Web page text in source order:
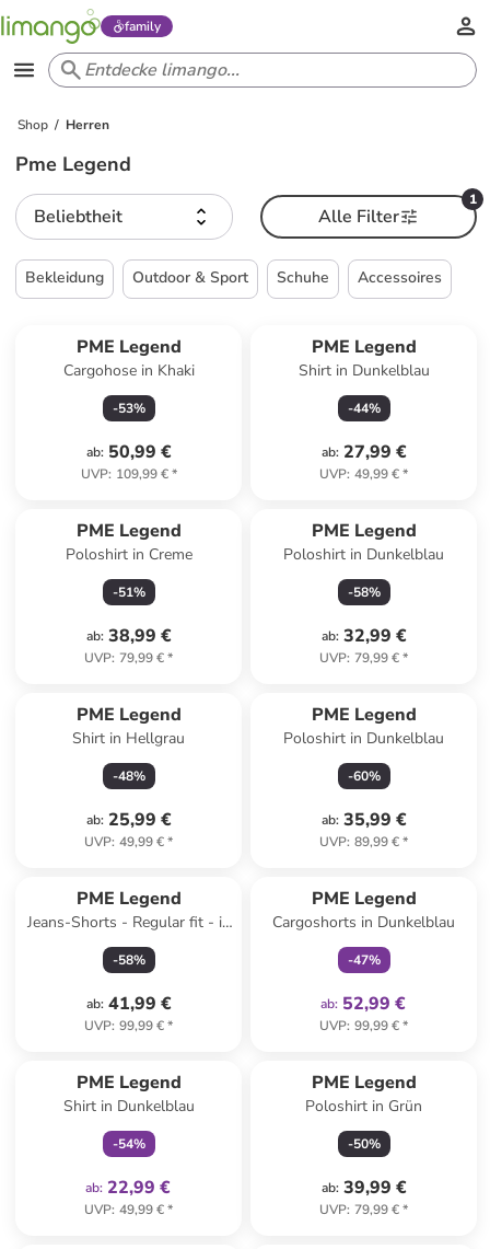
family
Shop Herren
Pme Legend
Beliebtheit
1
Alle Filter
Bekleidung Outdoor & Sport Schuhe Accessoires
PME Legend
Cargohose in Khaki
-53%
ab: 50,99 €
UVP: 109,99 €*
PME Legend
Shirt in Dunkelblau
-44%
ab: 27,99 €
UVP: 49,99 €*
PME Legend
Poloshirt in Creme
-51%
ab: 38,99 €
UVP: 79,99 €*
PME Legend
Poloshirt in Dunkelblau
-58%
ab: 32,99 €
UVP: 79,99 €*
PME Legend
Shirt in Hellgrau
-48%
ab: 25,99 €
UVP: 49,99 €*
PME Legend
Poloshirt in Dunkelblau
-60%
ab: 35,99 €
UVP: 89,99 €*
PME Legend
Jeans-Shorts - Regular fit - in
Dunkelblau
-58%
ab: 41,99 €
UVP: 99,99 €*
PME Legend
Cargoshorts in Dunkelblau
-47%
ab: 52,99 €
UVP: 99,99 €*
PME Legend
Shirt in Dunkelblau
-54%
ab: 22,99 €
UVP: 49,99 €*
PME Legend
Poloshirt in Grün
-50%
ab: 39,99 €
UVP: 79,99 €*